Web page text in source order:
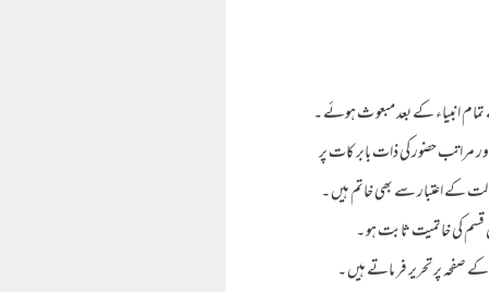
انبیاء کے بعد مبعو ث ہوئے ۔
حضور کی ذات بابر کات پر
کے اعتبار سے بھی خاتم ہیں ۔
کی خاتمیت ثابت ہو ۔
صفحہ پر تحریر فر ماتے ہیں ۔